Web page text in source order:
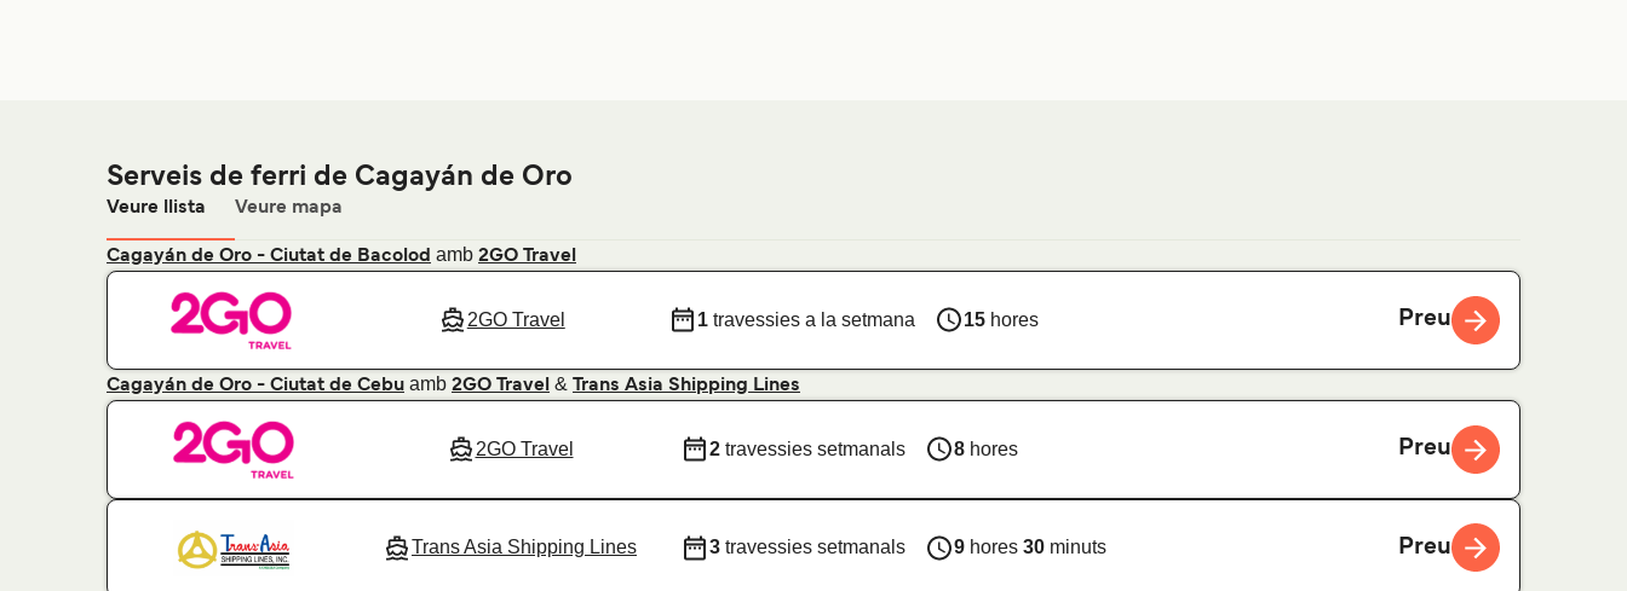
Serveis de ferri de Cagayán de Oro
Veure llista Veure mapa
Cagayán de Oro - Ciutat de Bacolod amb 2GO Travel
2GO Travel 1 travessies a la setmana 15 hores Preu
Cagayán de Oro - Ciutat de Cebu amb 2GO Travel & Trans Asia Shipping Lines
2GO Travel 2 travessies setmanals 8 hores Preu
Trans Asia Shipping Lines 3 travessies setmanals 9 hores 30 minuts Preu